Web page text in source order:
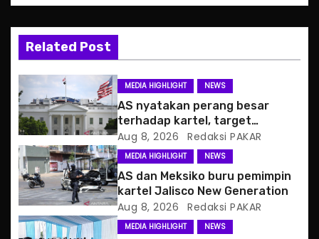
v
g
a
t
i
o
n
Related Post
MEDIA HIGHLIGHT NEWS
AS nyatakan perang besar
terhadap kartel, target
pertama CJNG
Aug 8, 2026 Redaksi PAKAR
MEDIA HIGHLIGHT NEWS
AS dan Meksiko buru pemimpin
kartel Jalisco New Generation
Aug 8, 2026 Redaksi PAKAR
MEDIA HIGHLIGHT NEWS